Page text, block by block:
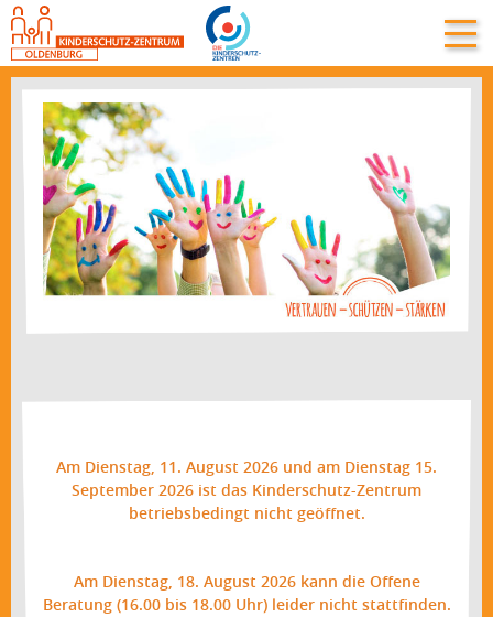
Am Dienstag, 11. August 2026 und am Dienstag 15.
September 2026 ist das Kinderschutz-Zentrum
betriebsbedingt nicht geöffnet.
Am Dienstag, 18. August 2026 kann die Offene
Beratung (16.00 bis 18.00 Uhr) leider nicht stattfinden.